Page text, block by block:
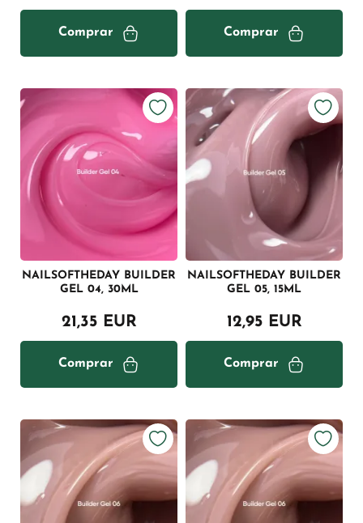
Comprar Comprar
NAILSOFTHEDAY BUILDER
GEL 04, 30ML
21,35 EUR
Comprar
NAILSOFTHEDAY BUILDER
GEL 05, 15ML
12,95 EUR
Comprar